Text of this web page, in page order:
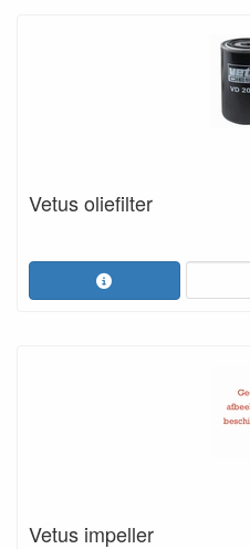
Vetus oliefilter
Vetus impeller